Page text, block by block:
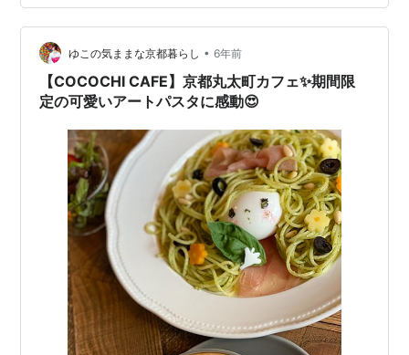
るコト。 📍毎平日に10組ずつの予約となる。 📍０時から
２０時にInstagramのダイレクトメッセージで応募した方
から抽選で１０組。 📍日時、時間、人数、電話番号、名
前の記…
ゆこの気ままな京都暮らし • 6年前
【COCOCHI CAFE】京都丸太町カフェ✨期間限
定の可愛いアートパスタに感動😍